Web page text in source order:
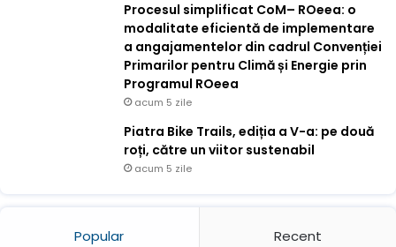
Procesul simplificat CoM– ROeea: o
modalitate eficientă de implementare
a angajamentelor din cadrul Convenției
Primarilor pentru Climă și Energie prin
Programul ROeea
acum 5 zile
Piatra Bike Trails, ediția a V-a: pe două
roți, către un viitor sustenabil
acum 5 zile
Popular Recent